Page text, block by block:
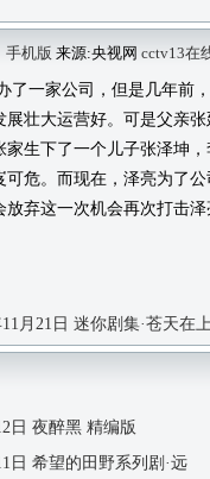
手机版 来源:央视网 cctv13在
一家公司，但是几年前
壮大运营好。可是父亲
生下了一个儿子张泽坤，
危。而现在，泽亮为了公
弃这一次机会再次打击
月21日 迷你剧集·苍天在
日 夜醉黑 精编版
日 希望的田野系列剧·远